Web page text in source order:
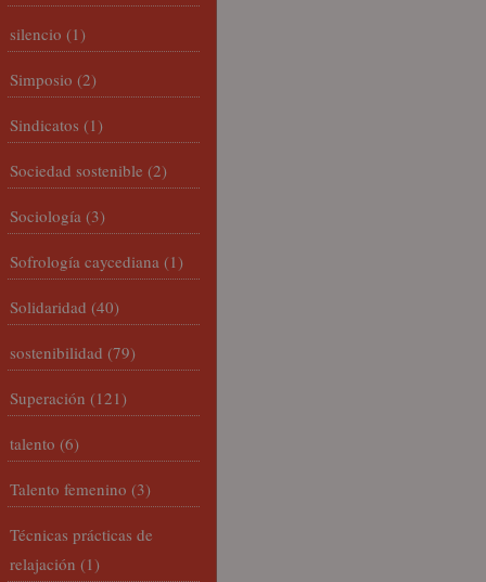
silencio (1)
Simposio (2)
Sindicatos (1)
Sociedad sostenible (2)
Sociología (3)
Sofrología caycediana (1)
Solidaridad (40)
sostenibilidad (79)
Superación (121)
talento (6)
Talento femenino (3)
Técnicas prácticas de
relajación (1)